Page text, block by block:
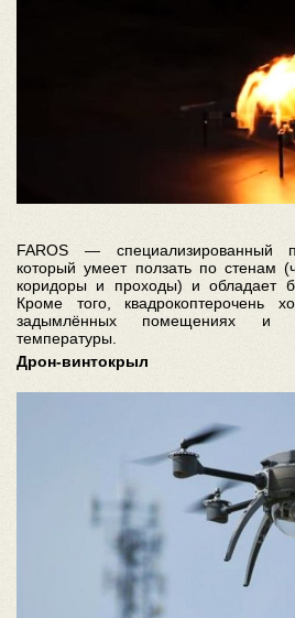
FAROS — специализированный
который умеет ползать по стенам
коридоры и проходы) и обладает
Кроме того, квадрокоптерочень
задымлённых помещениях и
температуры.
Дрон-винтокрыл